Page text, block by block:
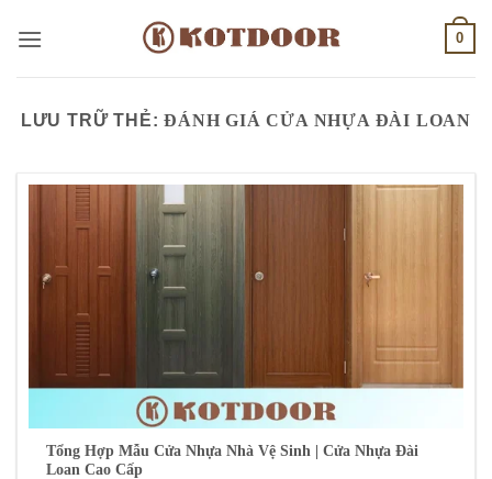
qua
0
LƯU TRỮ THẺ:ĐÁNH GIÁ CỬA NHỰA ĐÀI LOAN
Tổng Hợp Mẫu Cửa Nhựa Nhà Vệ Sinh | Cửa Nhựa Đài
Loan Cao Cấp